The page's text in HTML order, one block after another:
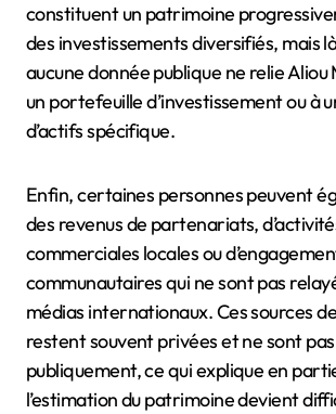
constituent un patrimoine
des investissements diversifiés, mais
aucune donnée publique ne relie
un portefeuille d’investissement ou à
d’actifs spécifique.
Enfin, certaines personnes peuvent
des revenus de partenariats,
commerciales locales ou
communautaires qui ne sont pas
médias internationaux. Ces sources
restent souvent privées et ne sont
publiquement, ce qui explique en
l’estimation du patrimoine devient